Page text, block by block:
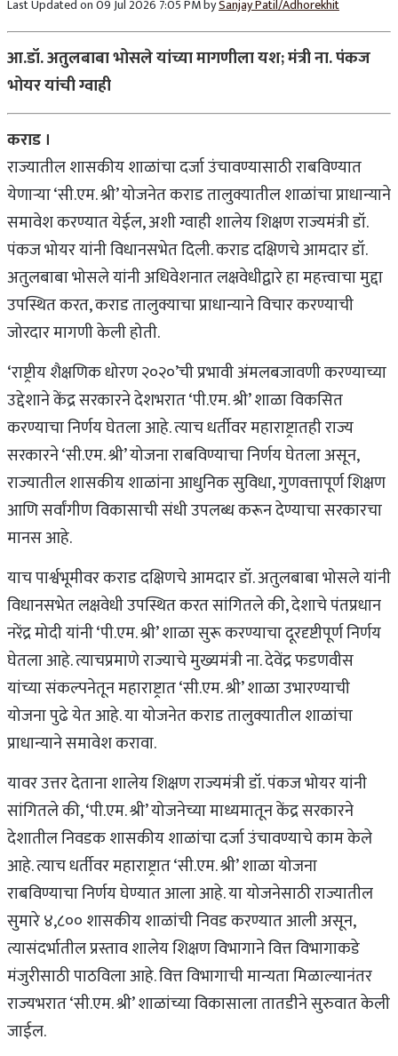
Last Updated on 09 Jul 2026 7:05 PM bySanjay Patil/Adhorekhit
आ.डॉ. अतुलबाबा भोसले यांच्या मागणीला यश; मंत्री ना. पंकज
भोयर यांची ग्वाही
कराड ।
राज्यातील शासकीय शाळांचा दर्जा उंचावण्यासाठी राबविण्यात
येणाऱ्या ‘सी.एम. श्री’ योजनेत कराड तालुक्यातील शाळांचा प्राधान्याने
समावेश करण्यात येईल, अशी ग्वाही शालेय शिक्षण राज्यमंत्री डॉ.
पंकज भोयर यांनी विधानसभेत दिली. कराड दक्षिणचे आमदार डॉ.
अतुलबाबा भोसले यांनी अधिवेशनात लक्षवेधीद्वारे हा महत्त्वाचा मुद्दा
उपस्थित करत, कराड तालुक्याचा प्राधान्याने विचार करण्याची
जोरदार मागणी केली होती.
‘राष्ट्रीय शैक्षणिक धोरण २०२०’ची प्रभावी अंमलबजावणी करण्याच्या
उद्देशाने केंद्र सरकारने देशभरात ‘पी.एम. श्री’ शाळा विकसित
करण्याचा निर्णय घेतला आहे. त्याच धर्तीवर महाराष्ट्रातही राज्य
सरकारने ‘सी.एम. श्री’ योजना राबविण्याचा निर्णय घेतला असून,
राज्यातील शासकीय शाळांना आधुनिक सुविधा, गुणवत्तापूर्ण शिक्षण
आणि सर्वांगीण विकासाची संधी उपलब्ध करून देण्याचा सरकारचा
मानस आहे.
याच पार्श्वभूमीवर कराड दक्षिणचे आमदार डॉ. अतुलबाबा भोसले यांनी
विधानसभेत लक्षवेधी उपस्थित करत सांगितले की, देशाचे पंतप्रधान
नरेंद्र मोदी यांनी ‘पी.एम. श्री’ शाळा सुरू करण्याचा दूरदृष्टीपूर्ण निर्णय
घेतला आहे. त्याचप्रमाणे राज्याचे मुख्यमंत्री ना. देवेंद्र फडणवीस
यांच्या संकल्पनेतून महाराष्ट्रात ‘सी.एम. श्री’ शाळा उभारण्याची
योजना पुढे येत आहे. या योजनेत कराड तालुक्यातील शाळांचा
प्राधान्याने समावेश करावा.
यावर उत्तर देताना शालेय शिक्षण राज्यमंत्री डॉ. पंकज भोयर यांनी
सांगितले की, ‘पी.एम. श्री’ योजनेच्या माध्यमातून केंद्र सरकारने
देशातील निवडक शासकीय शाळांचा दर्जा उंचावण्याचे काम केले
आहे. त्याच धर्तीवर महाराष्ट्रात ‘सी.एम. श्री’ शाळा योजना
राबविण्याचा निर्णय घेण्यात आला आहे. या योजनेसाठी राज्यातील
सुमारे ४,८०० शासकीय शाळांची निवड करण्यात आली असून,
त्यासंदर्भातील प्रस्ताव शालेय शिक्षण विभागाने वित्त विभागाकडे
मंजुरीसाठी पाठविला आहे. वित्त विभागाची मान्यता मिळाल्यानंतर
राज्यभरात ‘सी.एम. श्री’ शाळांच्या विकासाला तातडीने सुरुवात केली
जाईल.